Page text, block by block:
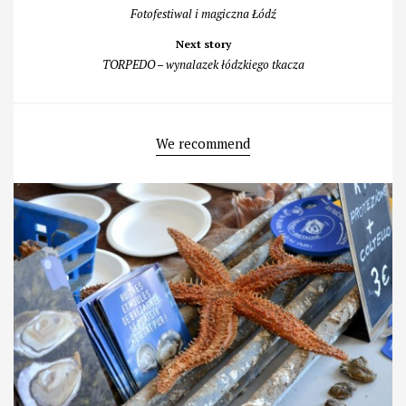
Fotofestiwal i magiczna Łódź
Next story
TORPEDO – wynalazek łódzkiego tkacza
We recommend